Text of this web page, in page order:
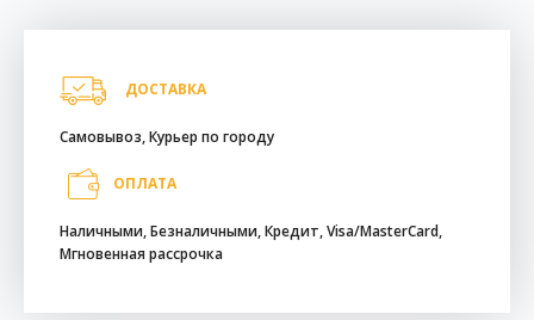
ДОСТАВКА
Самовывоз, Курьер по городу
ОПЛАТА
Наличными, Безналичными, Кредит, Visa/MasterCard,
Мгновенная рассрочка